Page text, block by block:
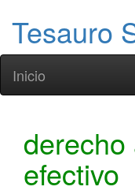
Tesauro
Inicio
efectivo